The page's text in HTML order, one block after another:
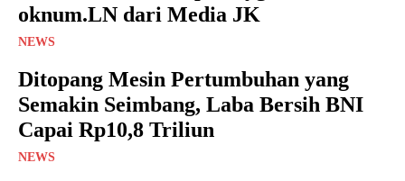
oknum.LN dari Media JK
NEWS
Ditopang Mesin Pertumbuhan yang
Semakin Seimbang, Laba Bersih BNI
Capai Rp10,8 Triliun
NEWS